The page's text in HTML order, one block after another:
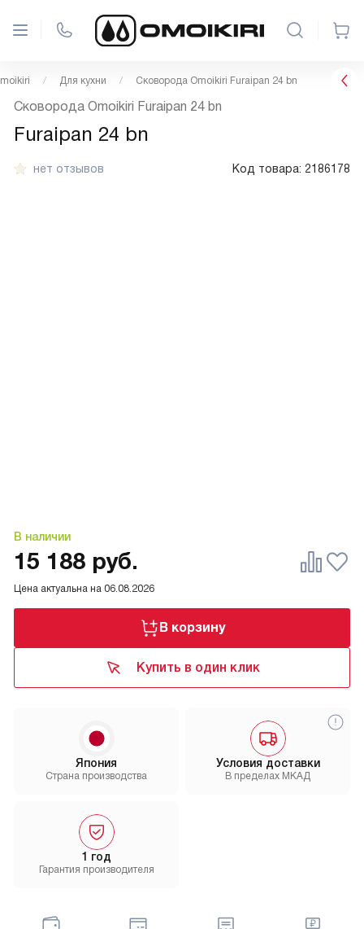
Для кухни Сковорода Omoikiri Furaipan 24 bn
нет отзывов Код товара: 2186178
В наличии
Сковорода Omoikiri Furaipan 24 bn
Furaipan 24 bn
Цена актуальна на 06.08.2026
15 188 руб.
В корзину
Купить в один клик
Условия доставки
В пределах МКАД
1 год
Гарантия производителя
Япония
Страна производства